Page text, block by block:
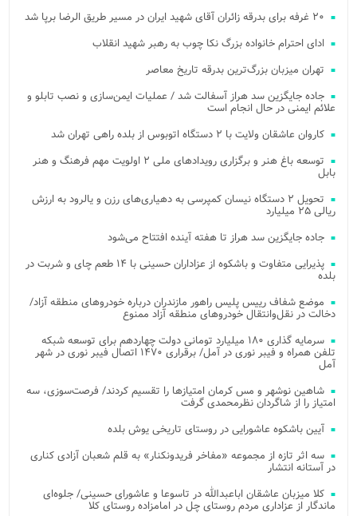
۲۰ غرفه برای بدرقه زائران آقای شهید ایران در مسیر طریق الرضا برپا شد
ادای احترام خانواده بزرگ نکا چوب به رهبر شهید انقلاب
تهران میزبان بزرگ‌ترین بدرقه تاریخ معاصر
جاده جایگزین سد هراز آسفالت شد / عملیات ایمن‌سازی و نصب تابلو و
علائم ایمنی در حال انجام است
کاروان عاشقان ولایت با ۲ دستگاه اتوبوس از بلده راهی تهران شد
توسعه باغ هنر و برگزاری رویدادهای ملی ۲ اولویت مهم فرهنگ و هنر
بابل
تحویل ۲ دستگاه نیسان کمپرسی به دهیاری‌های رزن و یالرود به ارزش
ریالی ۲۵ میلیارد
جاده جایگزین سد هراز تا هفته آینده افتتاح می‌شود
پذیرایی متفاوت و باشکوه از عزاداران حسینی با ۱۴ طعم چای و شربت در
بلده
موضع شفاف رییس پلیس راهور مازندران درباره خودروهای منطقه آزاد/
دخالت در نقل‌وانتقال خودروهای منطقه آزاد ممنوع
سرمایه گذاری ۱۸۰ میلیارد تومانی دولت چهاردهم برای توسعه شبکه
تلفن همراه و فیبر نوری در آمل/ برقراری ۱۴۷۰ اتصال فیبر نوری در شهر
آمل
شاهین نوشهر و مس کرمان امتیازها را تقسیم کردند/ فرصت‌سوزی، سه
امتیاز را از شاگردان نظرمحمدی گرفت
آیین باشکوه عاشورایی در روستای تاریخی یوش بلده
سه اثر تازه از مجموعه «مفاخر فریدونکنار» به قلم شعبان آزادی کناری
در آستانه انتشار
کلا میزبان عاشقان اباعبدالله در تاسوعا و عاشورای حسینی/ جلوه‌ای
ماندگار از عزاداری مردم روستای چل در امامزاده روستای کلا